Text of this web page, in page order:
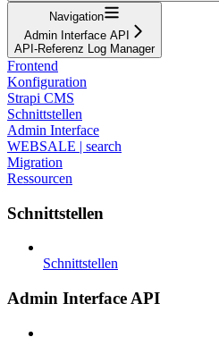
Navigation
Admin Interface API
API-Referenz Log Manager
Frontend
Konfiguration
Strapi CMS
Schnittstellen
Admin Interface
WEBSALE | search
Migration
Ressourcen
Schnittstellen
Schnittstellen
Admin Interface API